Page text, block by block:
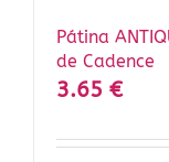
Pátina
de Cadence
3.65 €